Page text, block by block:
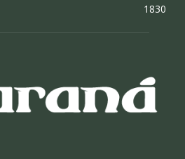
1830